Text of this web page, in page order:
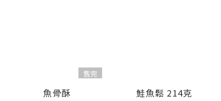
售完
魚骨酥 鮭魚鬆 214克